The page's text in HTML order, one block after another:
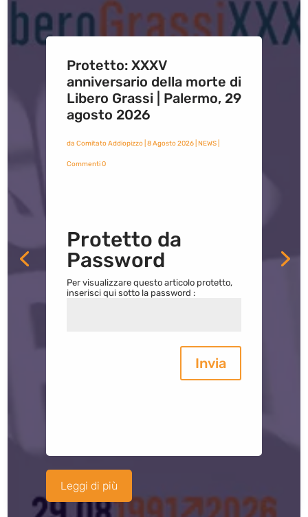
Protetto: XXXV
anniversario della morte di
Libero Grassi | Palermo, 29
agosto 2026
da Comitato Addiopizzo| 8 Agosto 2026| NEWS|
Commenti 0
Protetto da
Password
Per visualizzare questo articolo protetto,
inserisci qui sotto la password :
Invia
Leggi di più